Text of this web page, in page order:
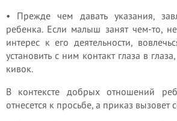
• Прежде чем давать указания,
ребенка. Если малыш занят чем-то,
интерес к его деятельности,
установить с ним контакт глаза в
кивок.
В контексте добрых отношений
отнесется к просьбе, а приказ вызовет